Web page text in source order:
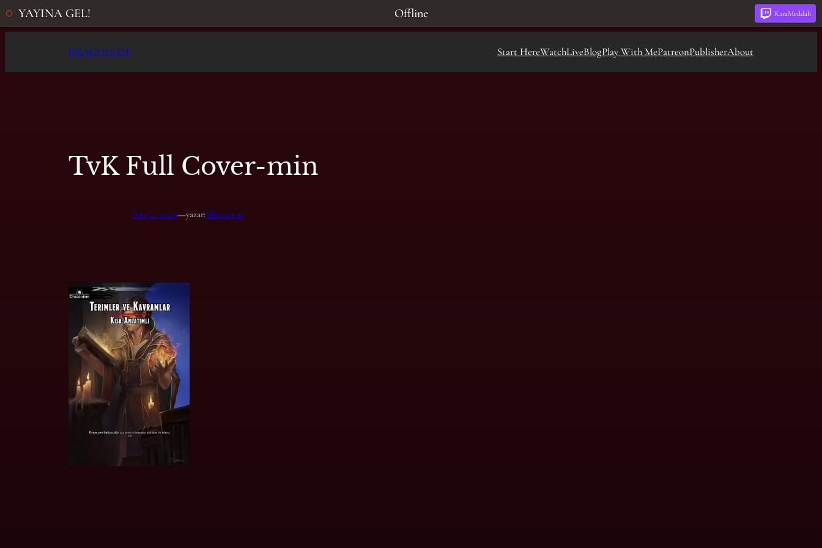
YAYINA GEL! Offline KaraMeddah
DRACONISM Start HereWatchLiveBlogPlay With MePatreonPublisherAbout
TvK Full Cover-min
Ara 2, 2020—yazar:Shatargat